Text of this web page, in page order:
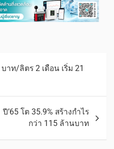
ท/ลิตร 2 เดือน เริ่ม 21
’65 โต 35.9% สร้างกำไร
กว่า 115 ล้านบาท